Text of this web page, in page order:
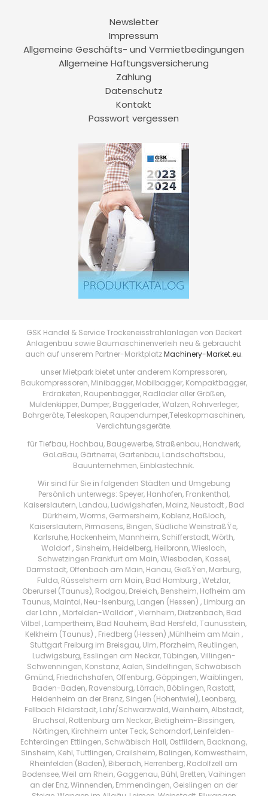
Newsletter
Impressum
Allgemeine Geschäfts- und Vermietbedingungen
Allgemeine Haftungsversicherung
Zahlung
Datenschutz
Kontakt
Passwort vergessen
GSK Handel & Service Trockeneisstrahlanlagen von Deckert
Anlagenbau sowie Baumaschinenverleih neu & gebraucht
auch auf unserem Partner-MarktplatzMachinery-Market.eu.
unser Mietpark bietet unter anderem Kompressoren,
Baukompressoren, Minibagger, Mobilbagger, Kompaktbagger,
Erdraketen, Raupenbagger, Radlader aller Größen,
Muldenkipper, Dumper, Baggerlader, Walzen, Rohrverleger,
Bohrgeräte, Teleskopen, Raupendumper,Teleskopmaschinen,
Verdichtungsgeräte.
für Tiefbau, Hochbau, Baugewerbe, Straßenbau, Handwerk,
GaLaBau, Gärtnerrei, Gartenbau, Landschaftsbau,
Bauunternehmen, Einblastechnik.
Wir sind für Sie in folgenden Städten und Umgebung
Persönlich unterwegs: Speyer, Hanhofen, Frankenthal,
Kaiserslautern, Landau, Ludwigshafen, Mainz, Neustadt , Bad
Dürkheim, Worms, Germersheim, Koblenz, Haßloch,
Kaiserslautern, Pirmasens, Bingen, Südliche WeinstraßŸe,
Karlsruhe, Hockenheim, Mannheim, Schifferstadt, Wörth,
Waldorf , Sinsheim, Heidelberg, Heilbronn, Wiesloch,
Schwetzingen Frankfurt am Main, Wiesbaden, Kassel,
Darmstadt, Offenbach am Main, Hanau, GießŸen, Marburg,
Fulda, Rüsselsheim am Main, Bad Homburg , Wetzlar,
Oberursel (Taunus), Rodgau, Dreieich, Bensheim, Hofheim am
Taunus, Maintal, Neu-Isenburg, Langen (Hessen) , Limburg an
der Lahn , Mörfelden-Walldorf , Viernheim, Dietzenbach, Bad
Vilbel , Lampertheim, Bad Nauheim, Bad Hersfeld, Taunusstein,
Kelkheim (Taunus) , Friedberg (Hessen) ,Mühlheim am Main ,
Stuttgart Freiburg im Breisgau, Ulm, Pforzheim, Reutlingen,
Ludwigsburg, Esslingen am Neckar, Tübingen, Villingen-
Schwenningen, Konstanz, Aalen, Sindelfingen, Schwäbisch
Gmünd, Friedrichshafen, Offenburg, Göppingen, Waiblingen,
Baden-Baden, Ravensburg, Lörrach, Böblingen, Rastatt,
Heidenheim an der Brenz, Singen (Hohentwiel), Leonberg,
Fellbach Filderstadt, Lahr/Schwarzwald, Weinheim, Albstadt,
Bruchsal, Rottenburg am Neckar, Bietigheim-Bissingen,
Nörtingen, Kirchheim unter Teck, Schorndorf, Leinfelden-
Echterdingen Ettlingen, Schwäbisch Hall, Ostfildern, Backnang,
Sinsheim, Kehl, Tuttlingen, Crailsheim, Balingen, Kornwestheim,
Rheinfelden (Baden), Biberach, Herrenberg, Radolfzell am
Bodensee, Weil am Rhein, Gaggenau, Bühl, Bretten, Vaihingen
an der Enz, Winnenden, Emmendingen, Geislingen an der